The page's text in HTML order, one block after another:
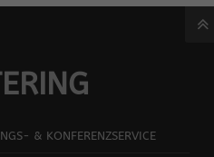
& KONFERENZSERVICE